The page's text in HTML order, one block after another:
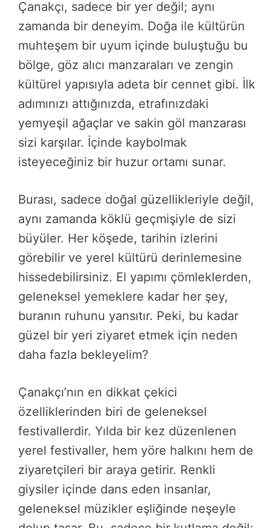
Çanakçı, sadece bir yer değil; aynı
zamanda bir deneyim. Doğa ile kültürün
muhteşem bir uyum içinde buluştuğu bu
bölge, göz alıcı manzaraları ve zengin
kültürel yapısıyla adeta bir cennet gibi. İlk
adımınızı attığınızda, etrafınızdaki
yemyeşil ağaçlar ve sakin göl manzarası
sizi karşılar. İçinde kaybolmak
isteyeceğiniz bir huzur ortamı sunar.
Burası, sadece doğal güzellikleriyle değil,
aynı zamanda köklü geçmişiyle de sizi
büyüler. Her köşede, tarihin izlerini
görebilir ve yerel kültürü derinlemesine
hissedebilirsiniz. El yapımı çömleklerden,
geleneksel yemeklere kadar her şey,
buranın ruhunu yansıtır. Peki, bu kadar
güzel bir yeri ziyaret etmek için neden
daha fazla bekleyelim?
Çanakçı’nın en dikkat çekici
özelliklerinden biri de geleneksel
festivallerdir. Yılda bir kez düzenlenen
yerel festivaller, hem yöre halkını hem de
ziyaretçileri bir araya getirir. Renkli
giysiler içinde dans eden insanlar,
geleneksel müzikler eşliğinde neşeyle